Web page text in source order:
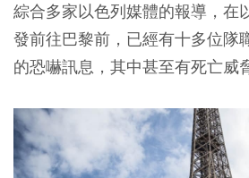
綜合多家以色列媒體的報導，在
發前往巴黎前，已經有十多位隊
的恐嚇訊息，其中甚至有死亡威